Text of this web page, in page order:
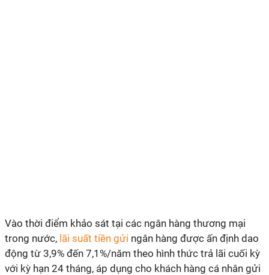
Vào thời điểm khảo sát tại các ngân hàng thương mại
trong nước, lãi suất tiền gửi ngân hàng được ấn định dao
động từ 3,9% đến 7,1%/năm theo hình thức trả lãi cuối kỳ
với kỳ hạn 24 tháng, áp dụng cho khách hàng cá nhân gửi